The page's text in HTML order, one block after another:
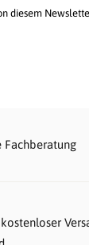
diesem
Fachberatung